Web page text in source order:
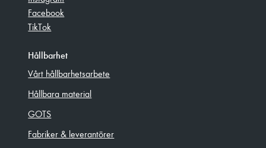
Facebook
TikTok
Hållbarhet
Vårt hållbarhetsarbete
Hållbara material
GOTS
Fabriker & leverantörer